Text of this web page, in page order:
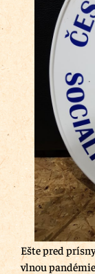
Ešte pred
vlnou